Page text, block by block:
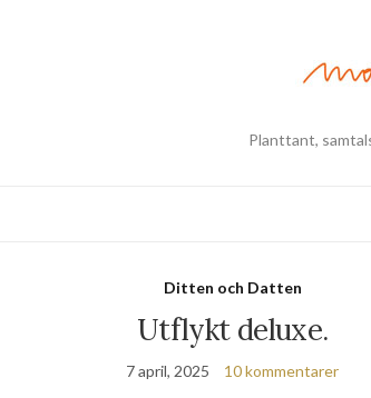
Planttant,
Ditten och Datten
Utflykt deluxe.
7 april, 2025 10 kommentarer